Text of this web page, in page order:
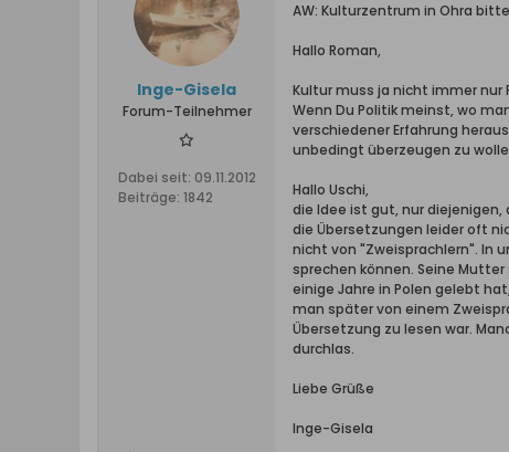
Inge-Gisela
Forum-Teilnehmer
Dabei seit: 09.11.2012
Beiträge: 1842
AW: Kulturzentrum in Ohra
Hallo Roman,
Kultur muss ja nicht immer nur
Wenn Du Politik meinst, wo
verschiedener Erfahrung
unbedingt überzeugen zu
Hallo Uschi,
die Idee ist gut, nur
die Übersetzungen leider oft
nicht von "Zweisprachlern". In
sprechen können. Seine
einige Jahre in Polen gelebt
man später von einem
Übersetzung zu lesen war.
durchlas.
Liebe Grüße
Inge-Gisela